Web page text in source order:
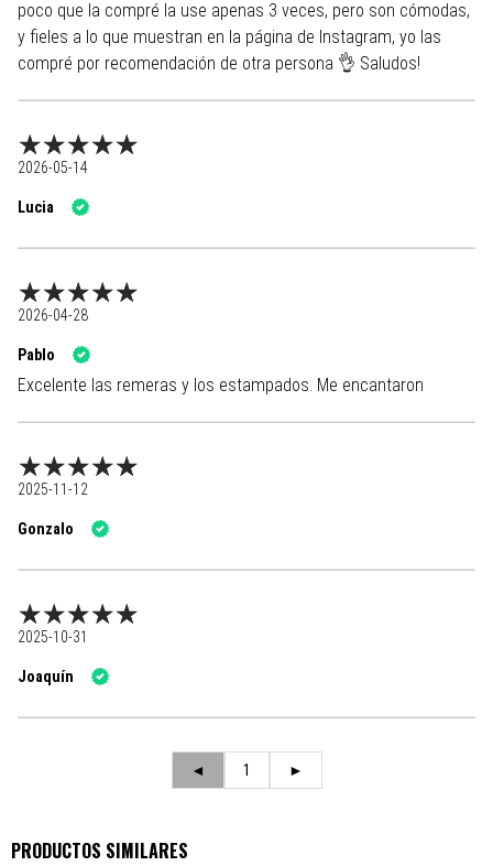
poco que la compré la use apenas 3 veces, pero son cómodas,
y fieles a lo que muestran en la página de Instagram, yo las
compré por recomendación de otra persona 👌 Saludos!
2026-05-14
Lucia
2026-04-28
Pablo
Excelente las remeras y los estampados. Me encantaron
2025-11-12
Gonzalo
2025-10-31
Joaquín
◄ 1 ►
PRODUCTOS SIMILARES